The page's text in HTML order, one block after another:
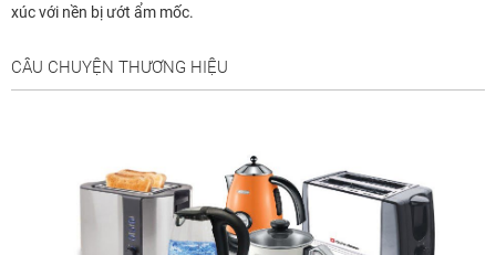
xúc với nền bị ướt ẩm mốc.
CÂU CHUYỆN THƯƠNG HIỆU